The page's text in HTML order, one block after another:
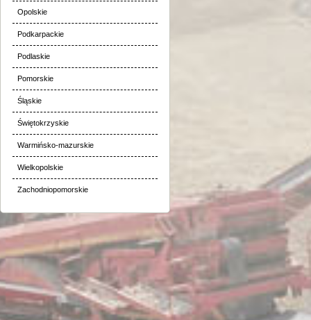
Opolskie
Podkarpackie
Podlaskie
Pomorskie
Śląskie
Świętokrzyskie
Warmińsko-mazurskie
Wielkopolskie
Zachodniopomorskie